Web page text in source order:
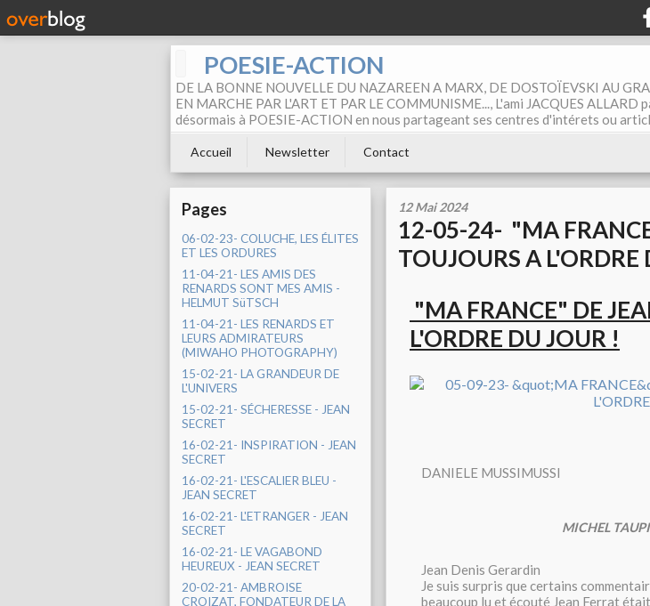
POESIE-ACTION
DE LA BONNE NOUVELLE DU NAZAREEN A MARX, DE DOSTOÏEVSKI AU
EN MARCHE PAR L'ART ET PAR LE COMMUNISME..., L'ami JACQUES ALLARD
désormais à POESIE-ACTION en nous partageant ses centres d'intérets ou
Accueil Newsletter Contact
Pages
06-02-23- COLUCHE, LES ÉLITES
ET LES ORDURES
11-04-21- LES AMIS DES
RENARDS SONT MES AMIS -
HELMUT SüTSCH
11-04-21- LES RENARDS ET
LEURS ADMIRATEURS
(MIWAHO PHOTOGRAPHY)
15-02-21- LA GRANDEUR DE
L'UNIVERS
15-02-21- SÉCHERESSE - JEAN
SECRET
16-02-21- INSPIRATION - JEAN
SECRET
16-02-21- L'ESCALIER BLEU -
JEAN SECRET
16-02-21- L'ETRANGER - JEAN
SECRET
16-02-21- LE VAGABOND
HEUREUX - JEAN SECRET
20-02-21- AMBROISE
CROIZAT, FONDATEUR DE LA
12 Mai 2024
12-05-24- "MA
TOUJOURS A L'ORDRE
"MA FRANCE" DE
L'ORDRE DU JOUR !
DANIELE MUSSIMUSSI
MICHEL
Jean Denis Gerardin
Je suis surpris que certains
beaucoup lu et écouté Jean Ferrat